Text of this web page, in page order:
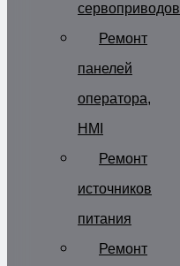
сервоприводов
Ремонт
панелей
оператора,
HMI
Ремонт
источников
питания
Ремонт